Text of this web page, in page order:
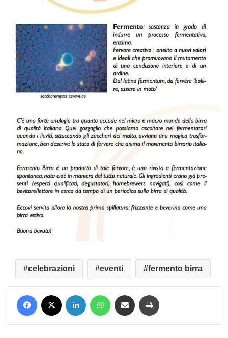
celebrazioni eventi fermento birra
Facebook LinkedIn WhatsApp Condividi via mail